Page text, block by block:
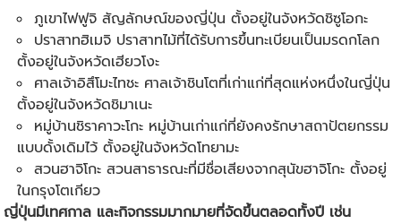
ภูเขาไฟฟูจิ สัญลักษณ์ของญี่ปุ่น ตั้งอยู่ในจังหวัดชิซูโอกะ
ปราสาทฮิเมจิ ปราสาทไม้ที่ได้รับการขึ้นทะเบียนเป็นมรดกโลก
ตั้งอยู่ในจังหวัดเฮียวโงะ
ศาลเจ้าอิสึโมะไทชะ ศาลเจ้าชินโตที่เก่าแก่ที่สุดแห่งหนึ่งในญี่ปุ่น
ตั้งอยู่ในจังหวัดชิมาเนะ
หมู่บ้านชิราคาวะโกะ หมู่บ้านเก่าแก่ที่ยังคงรักษาสถาปัตยกรรม
แบบดั้งเดิมไว้ ตั้งอยู่ในจังหวัดโทยามะ
สวนฮาจิโกะ สวนสาธารณะที่มีชื่อเสียงจากสุนัขฮาจิโกะ ตั้งอยู่
ในกรุงโตเกียว
ญี่ปุ่นมีเทศกาล และกิจกรรมมากมายที่จัดขึ้นตลอดทั้งปี เช่น